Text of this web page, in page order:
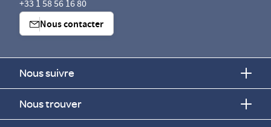
+33 1 58 56 16 80
Nous contacter
Nous suivre
Nous trouver